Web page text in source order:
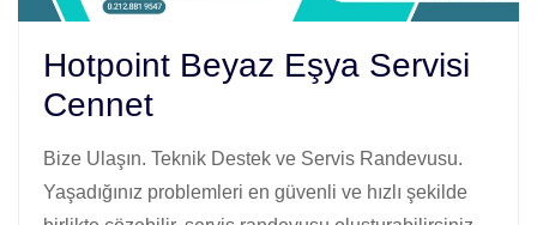
Hotpoint Beyaz Eşya Servisi
Cennet
Bize Ulaşın. Teknik Destek ve Servis Randevusu.
Yaşadığınız problemleri en güvenli ve hızlı şekilde